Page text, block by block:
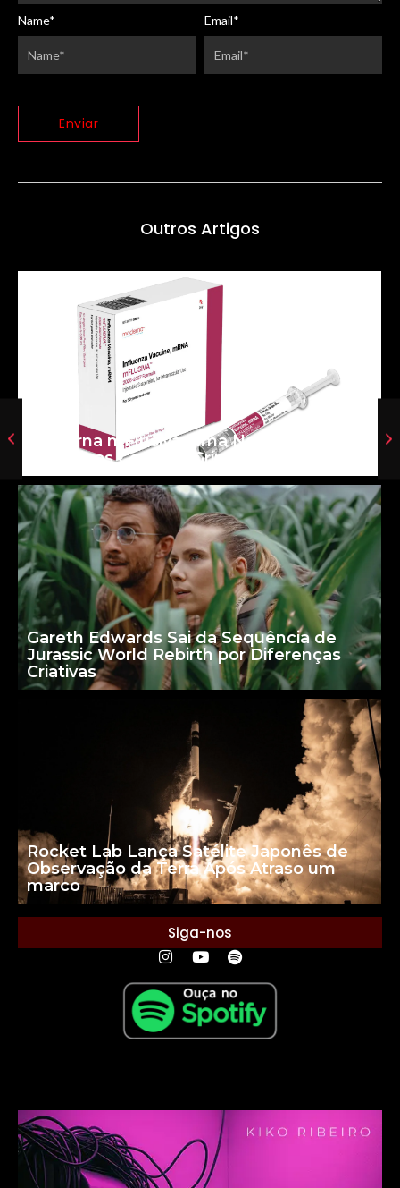
Name* Email*
Outros Artigos
Moderna mFlusiva: uma Nova Era para
as Vacinas Contra a Gripe
Gareth Edwards Sai da Sequência de
Jurassic World Rebirth por Diferenças
Criativas
Rocket Lab Lança Satélite Japonês de
Observação da Terra Após Atraso um
marco
Siga-nos